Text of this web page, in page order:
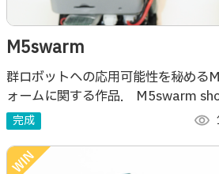
M5swarm
群ロボットへの応用可能性を秘める
ォームに関する作品． M5swarm
applying swarm robotics.
完成 visibility